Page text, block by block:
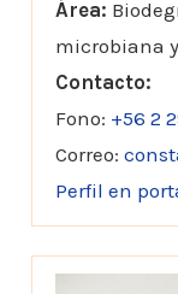
Área:
microbiana
Contacto:
Fono: +56 2
Correo:
Perfil en